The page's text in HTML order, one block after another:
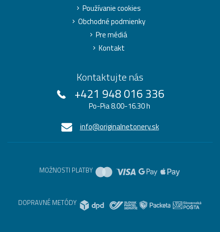
Používanie cookies
Obchodné podmienky
Pre médiá
Kontakt
Kontaktujte nás
+421 948 016 336
Po-Pia 8.00-16.30 h
info@originalnetonery.sk
MOŽNOSTI PLATBY
DOPRAVNÉ METÓDY